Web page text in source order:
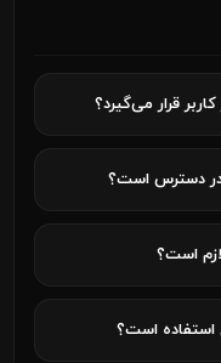
قرار می‌گیرد؟
در دسترس است؟
است؟
استفاده است؟